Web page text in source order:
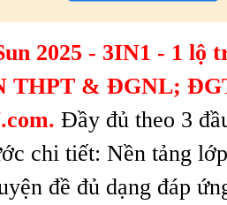
2025 - 3IN1 - 1 lộ
THPT & ĐGNL;
Đầy đủ theo 3
chi tiết: Nền tảng
đề đủ dạng đáp